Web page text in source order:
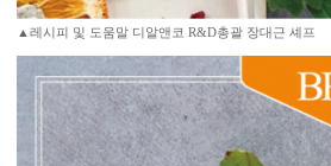
▲레시피 및 도움말 디알앤코 R&D총괄 장대근 셰프